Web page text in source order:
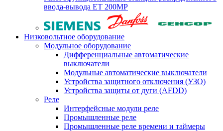
ввода-вывода ET 200MP
Низковольтное оборудование
Модульное оборудование
Дифференциальные автоматические
выключатели
Модульные автоматические выключатели
Устройства защитного отключения (УЗО)
Устройства защиты от дуги (AFDD)
Реле
Интерфейсные модули реле
Промышленные реле
Промышленные реле времени и таймеры